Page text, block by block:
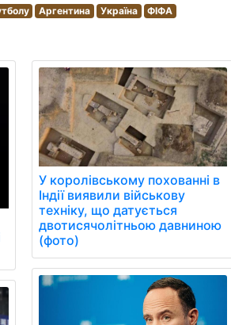
Аргентина Україна ФІФА
У королівському похованні в
Індії виявили військову
техніку, що датується
двотисячолітньою давниною
(фото)